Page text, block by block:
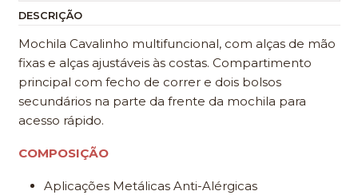
DESCRIÇÃO
Mochila Cavalinho multifuncional, com alças de mão
fixas e alças ajustáveis às costas. Compartimento
principal com fecho de correr e dois bolsos
secundários na parte da frente da mochila para
acesso rápido.
COMPOSIÇÃO
Aplicações Metálicas Anti-Alérgicas